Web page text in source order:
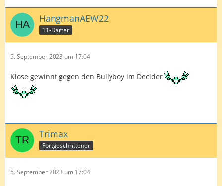
HangmanAEW22
11-Darter
5. September 2023 um 17:04
Klose gewinnt gegen den Bullyboy im Decider
Trimax
Fortgeschrittener
5. September 2023 um 17:04